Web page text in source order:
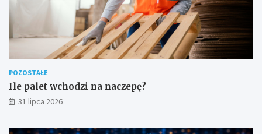
POZOSTAŁE
Ile palet wchodzi na naczepę?
31 lipca 2026